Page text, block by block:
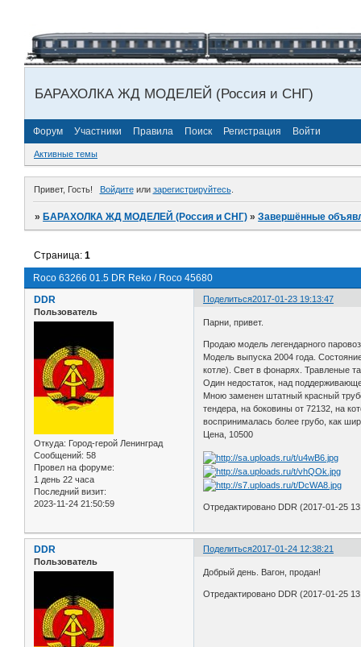
БАРАХОЛКА ЖД МОДЕЛЕЙ (Россия и СНГ)
Форум Участники Правила Поиск Регистрация Войти
Активные темы
Привет, Гость! Войдитеили зарегистрируйтесь.
»БАРАХОЛКА ЖД МОДЕЛЕЙ (Россия и СНГ) »Завершённые
Roco 63266 01.5 DR Reko / Roco 45680
Страница:1
Поделиться2017-01-23 19:13:47
DDR
Пользователь
Откуда: Город-герой Ленинград
Сообщений: 58
Провел на форуме:
1 день 22 часа
Последний визит:
2023-11-24 21:50:59
Парни, привет.
Продаю модель легендарного
Модель выпуска 2004 года.
котле). Свет в фонарях. Травленые
Один недостаток, над
Мною заменен штатный красный
тендера, на боковины от 72132, на
воспринималась более грубо, как
Цена, 10500
Отредактировано DDR (2017-01-25
Поделиться2017-01-24 12:38:21
DDR
Пользователь
Добрый день. Вагон, продан!
Отредактировано DDR (2017-01-25